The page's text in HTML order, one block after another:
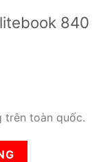
840
trên toàn quốc.
số lượng